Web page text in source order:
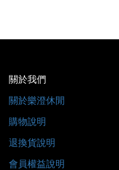
關於我們
關於樂澄休閒
購物說明
退換貨說明
會員權益說明